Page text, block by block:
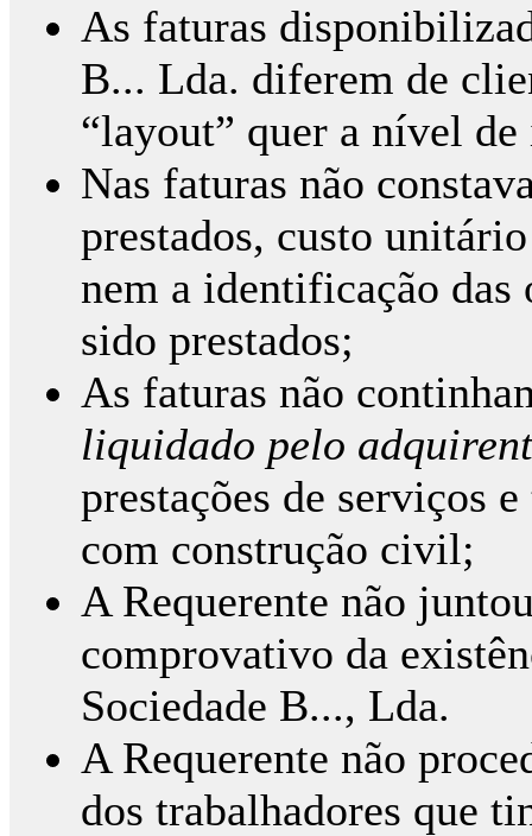
As faturas
B... Lda. diferem de
“layout” quer a nível de
Nas faturas não
prestados, custo
nem a identificação das
sido prestados;
As faturas não
liquidado pelo
prestações de serviços
com construção civil;
A Requerente não
comprovativo da
Sociedade B..., Lda.
A Requerente não
dos trabalhadores que